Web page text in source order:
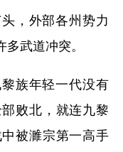
，外部各州势力
武道冲突。
族年轻一代没有
败北，就连九黎
被濉宗第一高手